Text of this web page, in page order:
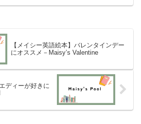
【メイシー英語絵本】バレンタインデー
にオススメ－Maisy’s Valentine
ディーが好きに